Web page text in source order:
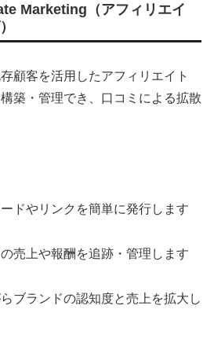
Marketing（アフィリエイ
顧客を活用したアフィリエイト
築・管理でき、口コミによる拡散
ドやリンクを簡単に発行します
売上や報酬を追跡・管理します
ブランドの認知度と売上を拡大し